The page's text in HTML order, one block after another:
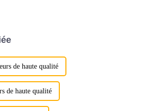
de haute qualité
de haute qualité